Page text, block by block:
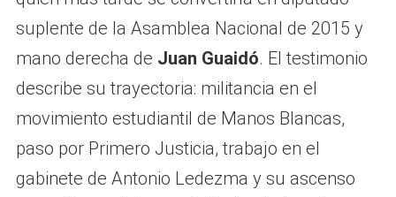
suplente de la Asamblea Nacional de 2015 y
mano derecha de Juan Guaidó. El testimonio
describe su trayectoria: militancia en el
movimiento estudiantil de Manos Blancas,
paso por Primero Justicia, trabajo en el
gabinete de Antonio Ledezma y su ascenso